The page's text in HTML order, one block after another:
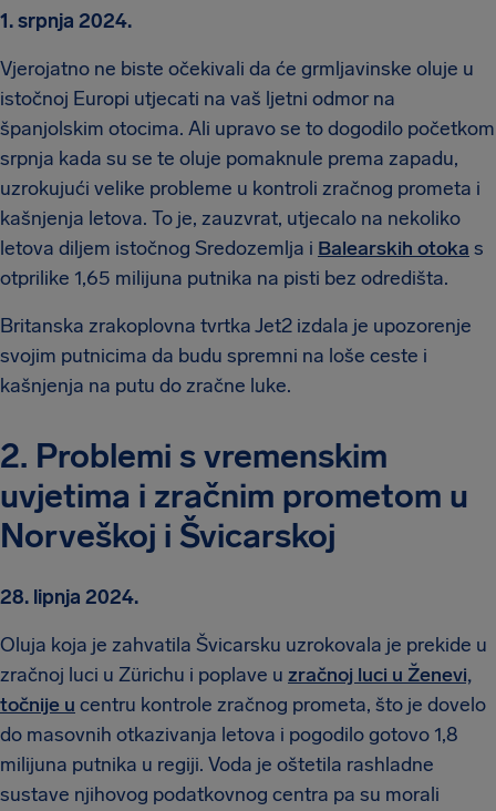
1. srpnja 2024.
Vjerojatno ne biste očekivali da će grmljavinske oluje u
istočnoj Europi utjecati na vaš ljetni odmor na
španjolskim otocima. Ali upravo se to dogodilo početkom
srpnja kada su se te oluje pomaknule prema zapadu,
uzrokujući velike probleme u kontroli zračnog prometa i
kašnjenja letova. To je, zauzvrat, utjecalo na nekoliko
letova diljem istočnog Sredozemlja i Balearskih otoka s
otprilike 1,65 milijuna putnika na pisti bez odredišta.
Britanska zrakoplovna tvrtka Jet2 izdala je upozorenje
svojim putnicima da budu spremni na loše ceste i
kašnjenja na putu do zračne luke.
2. Problemi s vremenskim
uvjetima i zračnim prometom u
Norveškoj i Švicarskoj
28. lipnja 2024.
Oluja koja je zahvatila Švicarsku uzrokovala je prekide u
zračnoj luci u Zürichu i poplave u zračnoj luci u Ženevi,
točnije u centru kontrole zračnog prometa, što je dovelo
do masovnih otkazivanja letova i pogodilo gotovo 1,8
milijuna putnika u regiji. Voda je oštetila rashladne
sustave njihovog podatkovnog centra pa su morali